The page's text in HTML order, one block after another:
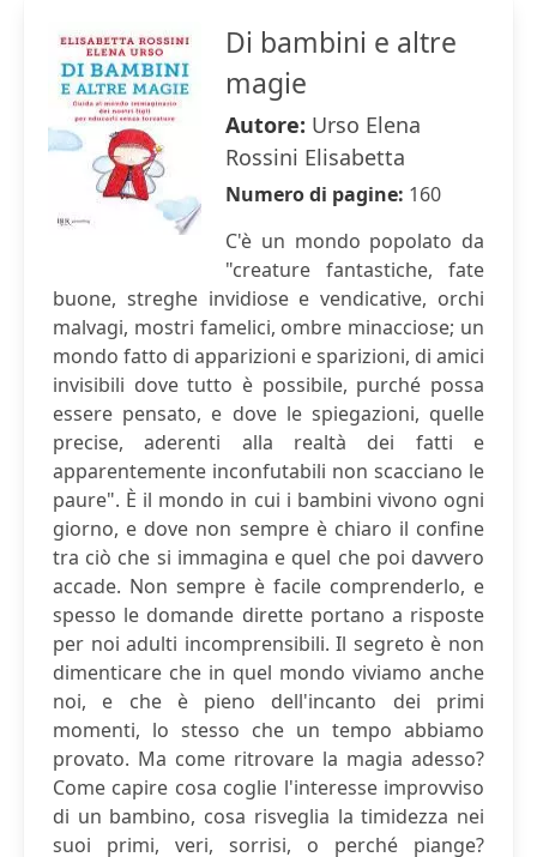
Di bambini e altre
magie
Autore: Urso Elena
Rossini Elisabetta
Numero di pagine: 160
C'è un mondo popolato da
"creature fantastiche, fate
buone, streghe invidiose e vendicative, orchi
malvagi, mostri famelici, ombre minacciose; un
mondo fatto di apparizioni e sparizioni, di amici
invisibili dove tutto è possibile, purché possa
essere pensato, e dove le spiegazioni, quelle
precise, aderenti alla realtà dei fatti e
apparentemente inconfutabili non scacciano le
paure". È il mondo in cui i bambini vivono ogni
giorno, e dove non sempre è chiaro il confine
tra ciò che si immagina e quel che poi davvero
accade. Non sempre è facile comprenderlo, e
spesso le domande dirette portano a risposte
per noi adulti incomprensibili. Il segreto è non
dimenticare che in quel mondo viviamo anche
noi, e che è pieno dell'incanto dei primi
momenti, lo stesso che un tempo abbiamo
provato. Ma come ritrovare la magia adesso?
Come capire cosa coglie l'interesse improvviso
di un bambino, cosa risveglia la timidezza nei
suoi primi, veri, sorrisi, o perché piange?